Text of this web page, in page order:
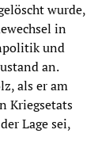
wurde,
in
und
an.
als er am
Kriegsetats
Lage sei,